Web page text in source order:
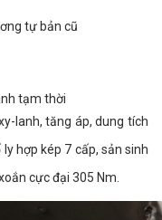
tự bản cũ
tạm thời
lanh, tăng áp, dung tích
hợp kép 7 cấp, sản sinh
cực đại 305 Nm.